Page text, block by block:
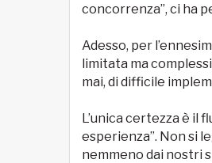
concorrenza”, ci ha
Adesso, per
limitata ma
mai, di difficile
L’unica certezza è il
esperienza”. Non si
nemmeno dai nostri